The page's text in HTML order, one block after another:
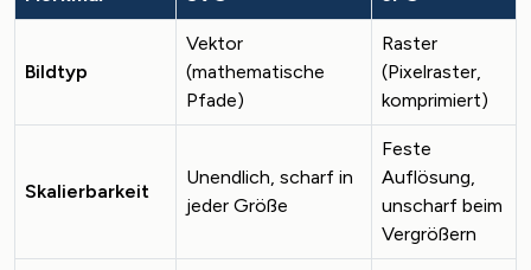
Bildtyp
Vektor
(mathematische
Pfade)
Raster
(Pixelraster,
komprimiert)
Skalierbarkeit
Unendlich, scharf in
jeder Größe
Feste
Auflösung,
unscharf beim
Vergrößern